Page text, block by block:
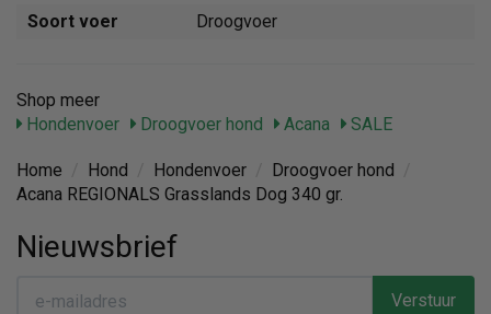
Soort voer
Droogvoer
Shop meer
Hondenvoer
Droogvoer hond Acana SALE
Home Hond Hondenvoer Droogvoer hond
Acana REGIONALS Grasslands Dog 340 gr.
Nieuwsbrief
Verstuur